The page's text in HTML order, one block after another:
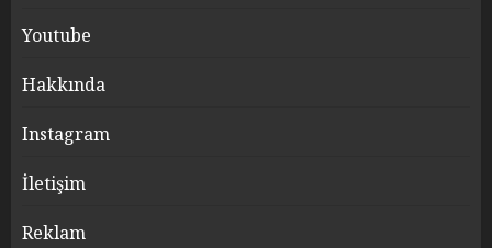
Youtube
Hakkında
Instagram
İletişim
Reklam